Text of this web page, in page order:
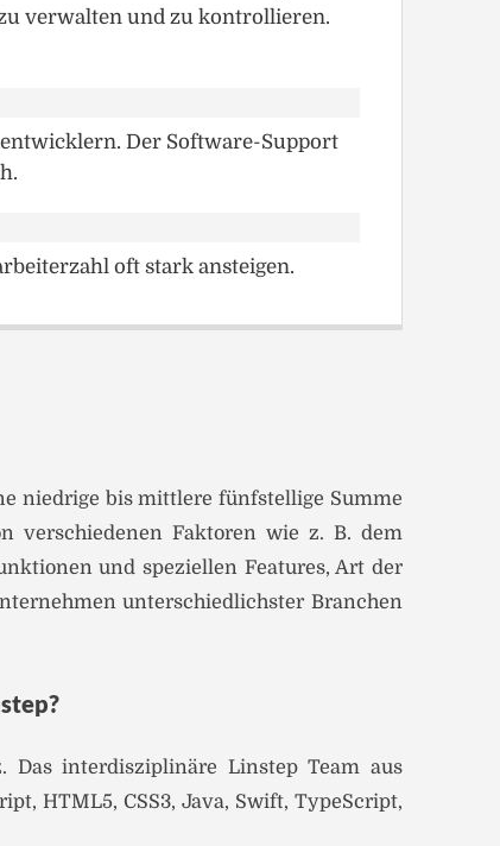
verwalten und zu kontrollieren.
Der Software-Support
oft stark ansteigen.
niedrige bis mittlere fünfstellige Summe
verschiedenen Faktoren wie z. B. dem
und speziellen Features, Art der
unterschiedlichster Branchen
Das interdisziplinäre Linstep Team aus
HTML5, CSS3, Java, Swift, TypeScript,